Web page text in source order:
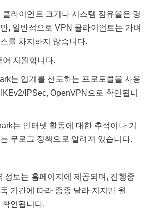
클라이언트 크기나 시스템 점유율은 명
, 일반적으로 VPN 클라이언트는 가벼
를 차지하지 않습니다.
어 지원합니다.
는 업계를 선도하는 프로토콜을 사용
IPSec, OpenVPN으로 확인됩니
는 인터넷 활동에 대한 추적이나 기
무로그 정책으로 알려져 있습니다.
정보는 홈페이지에 제공되며, 진행중
기간에 따라 종종 달라 지지만 월
인됩니다.